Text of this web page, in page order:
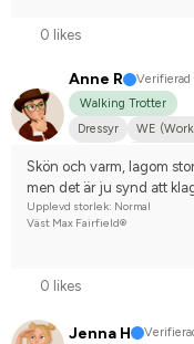
0 likes
Anne R
Verifierad
Walking Trotter
Dressyr
WE
Skön och varm, lagom
men det är ju synd att
Upplevd storlek: Normal
Väst Max Fairfield®
0 likes
Jenna H